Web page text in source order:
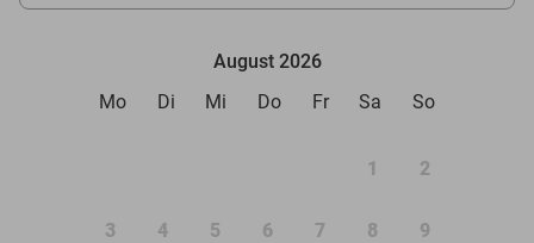
August 2026
Mo
Di Mi Do Fr Sa So
1 2
3 4 5 6 7 8 9